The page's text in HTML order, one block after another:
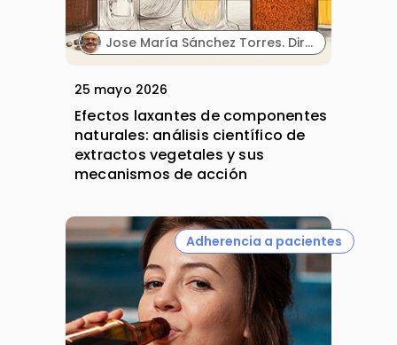
Jose María Sánchez Torres. Director Científico. Biowise Pharmaceuticals.
25 mayo 2026
Efectos laxantes de componentes
naturales: análisis científico de
extractos vegetales y sus
mecanismos de acción
Adherencia a pacientes